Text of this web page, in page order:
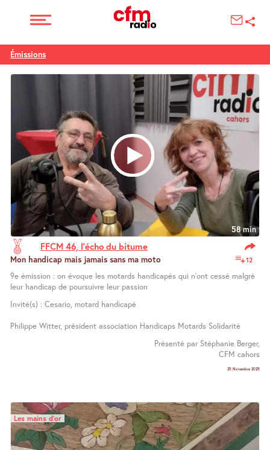
Émissions
58 min
FFCM 46, l’écho du bitume
12
Mon handicap mais jamais sans ma moto
9e émission : on évoque les motards handicapés qui n’ont cessé malgré
leur handicap de poursuivre leur passion
Invité(s) : Cesario, motard handicapé
Philippe Witter, président association Handicaps Motards Solidarité
Présenté par Stéphanie Berger,
CFM cahors
25 Novembre 2025
Les mains d’or